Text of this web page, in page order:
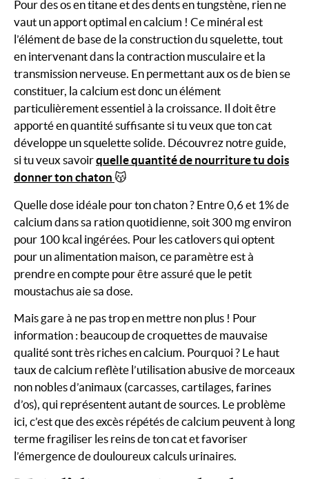
Pour des os en titane et des dents en tungstène, rien ne
vaut un apport optimal en calcium ! Ce minéral est
l’élément de base de la construction du squelette, tout
en intervenant dans la contraction musculaire et la
transmission nerveuse. En permettant aux os de bien se
constituer, la calcium est donc un élément
particulièrement essentiel à la croissance. Il doit être
apporté en quantité suffisante si tu veux que ton cat
développe un squelette solide. Découvrez notre guide,
si tu veux savoirquelle quantité de nourriture tu dois
donner ton chaton 😽
Quelle dose idéale pour ton chaton ? Entre 0,6 et 1% de
calcium dans sa ration quotidienne, soit 300 mg environ
pour 100 kcal ingérées. Pour les catlovers qui optent
pour un alimentation maison, ce paramètre est à
prendre en compte pour être assuré que le petit
moustachus aie sa dose.
Mais gare à ne pas trop en mettre non plus ! Pour
information : beaucoup de croquettes de mauvaise
qualité sont très riches en calcium. Pourquoi ? Le haut
taux de calcium reflète l’utilisation abusive de morceaux
non nobles d’animaux (carcasses, cartilages, farines
d’os), qui représentent autant de sources. Le problème
ici, c’est que des excès répétés de calcium peuvent à long
terme fragiliser les reins de ton cat et favoriser
l’émergence de douloureux calculs urinaires.